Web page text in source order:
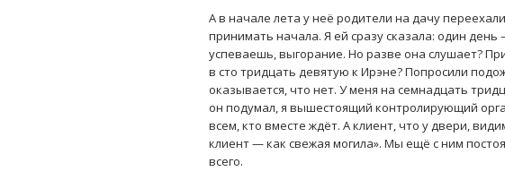
А в начале лета у неё родители на дачу
принимать начала. Я ей сразу сказала: один
успеваешь, выгорание. Но разве она слушает?
в сто тридцать девятую к Ирэне? Попросили
оказывается, что нет. У меня на семнадцать
он подумал, я вышестоящий контролирующий
всем, кто вместе ждёт. А клиент, что у двери,
клиент — как свежая могила». Мы ещё с ним
всего.